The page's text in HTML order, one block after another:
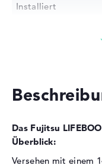
Installiert
Schnittstelle
Laufwerks-Typ
Das Fujitsu
Überblick:
Versehen mit einem